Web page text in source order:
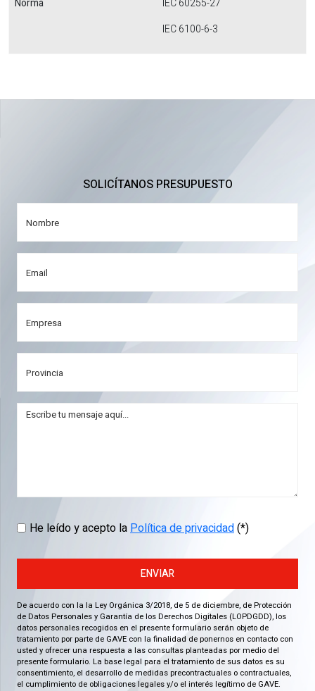
Norma
IEC 60255-27
IEC 6100-6-3
SOLICÍTANOS PRESUPUESTO
He leído y acepto laPolítica de privacidad(*)
ENVIAR
De acuerdo con la la Ley Orgánica 3/2018, de 5 de diciembre, de Protección
de Datos Personales y Garantía de los Derechos Digitales (LOPDGDD), los
datos personales recogidos en el presente formulario serán objeto de
tratamiento por parte de GAVE con la finalidad de ponernos en contacto con
usted y ofrecer una respuesta a las consultas planteadas por medio del
presente formulario. La base legal para el tratamiento de sus datos es su
consentimiento, el desarrollo de medidas precontractuales o contractuales,
el cumplimiento de obligaciones legales y/o el interés legítimo de GAVE.